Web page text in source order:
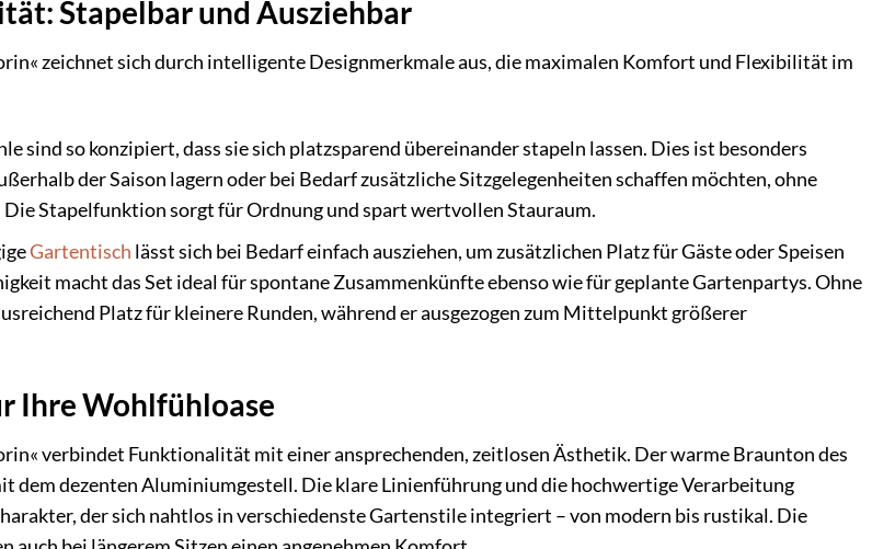
Stapelbar und Ausziehbar
zeichnet sich durch intelligente Designmerkmale aus, die maximalen Komfort und Flexibilität im
sind so konzipiert, dass sie sich platzsparend übereinander stapeln lassen. Dies ist besonders
der Saison lagern oder bei Bedarf zusätzliche Sitzgelegenheiten schaffen möchten, ohne
Die Stapelfunktion sorgt für Ordnung und spart wertvollen Stauraum.
Gartentisch lässt sich bei Bedarf einfach ausziehen, um zusätzlichen Platz für Gäste oder Speisen
macht das Set ideal für spontane Zusammenkünfte ebenso wie für geplante Gartenpartys. Ohne
Platz für kleinere Runden, während er ausgezogen zum Mittelpunkt größerer
Ihre Wohlfühloase
verbindet Funktionalität mit einer ansprechenden, zeitlosen Ästhetik. Der warme Braunton des
dem dezenten Aluminiumgestell. Die klare Linienführung und die hochwertige Verarbeitung
der sich nahtlos in verschiedenste Gartenstile integriert – von modern bis rustikal. Die